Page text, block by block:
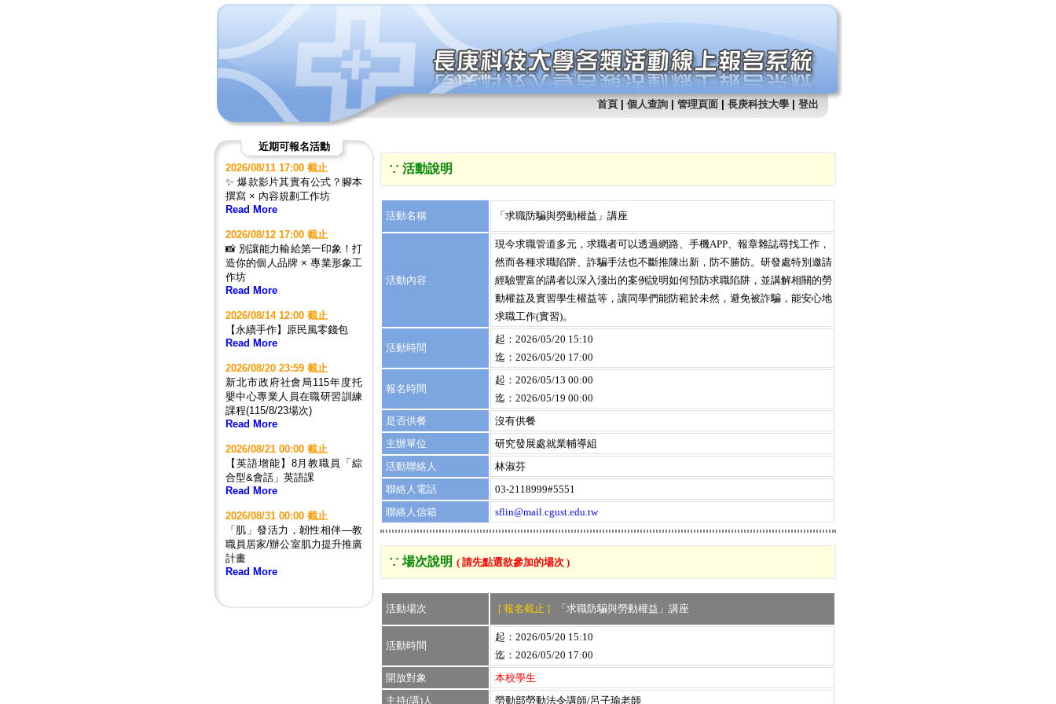
首頁 個人查詢 管理頁面 長庚科技大學 登出
近期可報名活動
2026/08/11 17:00 截止
✨ 爆款影片其實有公式？腳本
撰寫 × 內容規劃工作坊
Read More
2026/08/12 17:00 截止
📸 別讓能力輸給第一印象！打
造你的個人品牌 × 專業形象工
作坊
Read More
2026/08/14 12:00 截止
【永續手作】原民風零錢包
Read More
2026/08/20 23:59 截止
新北市政府社會局115年度托
嬰中心專業人員在職研習訓練
課程(115/8/23場次)
Read More
2026/08/21 00:00 截止
【英語增能】8月教職員「綜
合型&會話」英語課
Read More
2026/08/31 00:00 截止
「肌」發活力，韌性相伴—教
職員居家/辦公室肌力提升推廣
計畫
Read More
∵ 活動說明
活動名稱 「求職防騙與勞動權益」講座
活動內容
現今求職管道多元，求職者可以透過網路、手機APP、報章雜誌尋找工作，
然而各種求職陷阱、詐騙手法也不斷推陳出新，防不勝防。研發處特別邀請
經驗豐富的講者以深入淺出的案例說明如何預防求職陷阱，並講解相關的勞
動權益及實習學生權益等，讓同學們能防範於未然，避免被詐騙，能安心地
求職工作(實習)。
活動時間
起：2026/05/20 15:10
迄：2026/05/20 17:00
報名時間
起：2026/05/13 00:00
迄：2026/05/19 00:00
是否供餐
沒有供餐
主辦單位
研究發展處就業輔導組
活動聯絡人
林淑芬
聯絡人電話
03-2118999#5551
聯絡人信箱
sflin@mail.cgust.edu.tw
∵ 場次說明 ( 請先點選欲參加的場次 )
活動場次 [ 報名截止 ] 「求職防騙與勞動權益」講座
活動時間
起：2026/05/20 15:10
迄：2026/05/20 17:00
開放對象
本校學生
主持(講)人
勞動部勞動法令講師/呂子瑜老師